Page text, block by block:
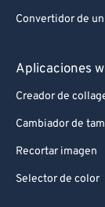
Convertidor de
Aplicaciones
Creador de
Cambiador de
Recortar imagen
Selector de color